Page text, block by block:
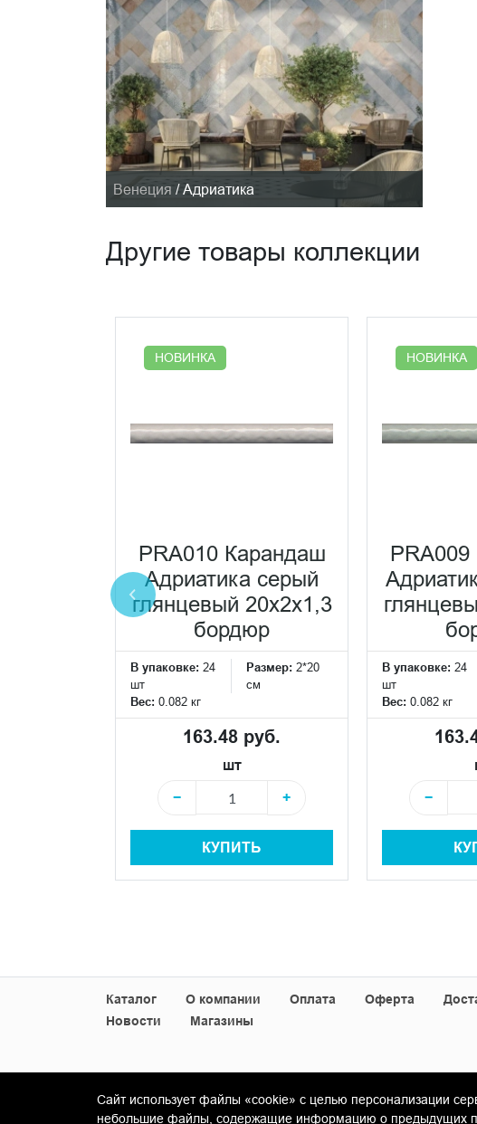
Венеция / Адриатика
Другие товары коллекции
НОВИНКА
PRA010 Карандаш
Адриатика серый
глянцевый 20x2x1,3
бордюр
В упаковке: 24
шт
Размер: 2*20
см
Вес: 0.082 кг
163.48 руб.
шт
−
+
КУПИТЬ
НОВИНКА
В упаковке: 24
шт
Вес: 0.082 кг
−
Каталог О компании Оплата Оферта
Новости
Магазины
© Copyright 2013-2026 KERAMA MARAZZI, ООО «Гамма
Сайт использует файлы «cookie» с целью персонализации
небольшие файлы, содержащие информацию о предыдущих